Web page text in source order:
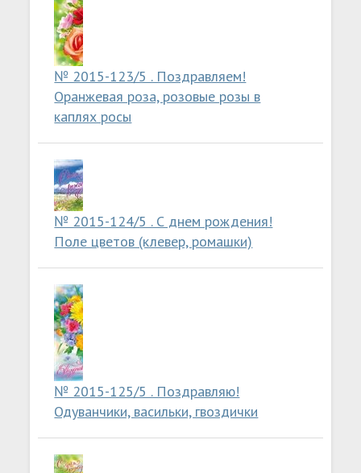
№ 2015-123/5 . Поздравляем!
Оранжевая роза, розовые розы в
каплях росы
№ 2015-124/5 . С днем рождения!
Поле цветов (клевер, ромашки)
№ 2015-125/5 . Поздравляю!
Одуванчики, васильки, гвоздички